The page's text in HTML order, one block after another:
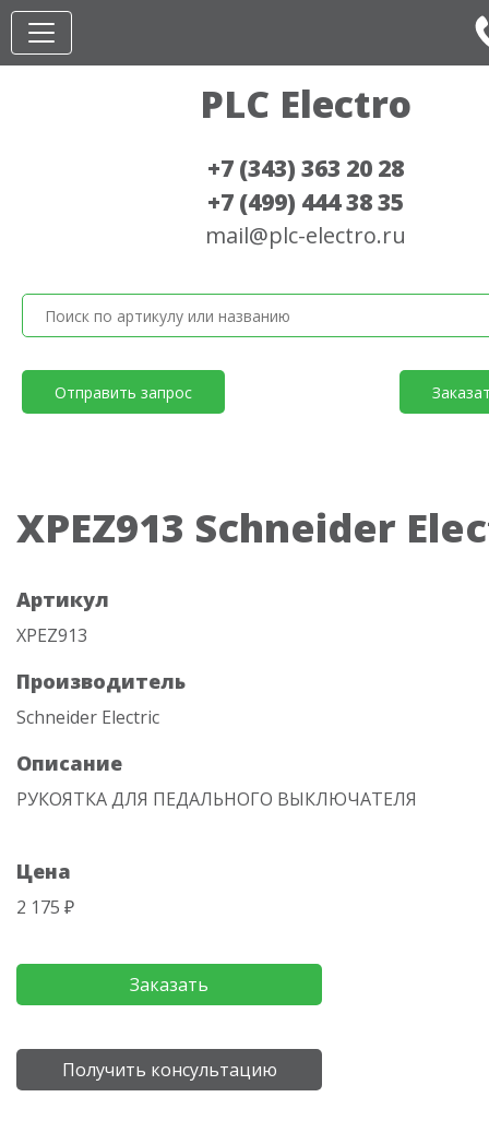
PLC Electro
+7 (343) 363 20 28
+7 (499) 444 38 35
mail@plc-electro.ru
Отправить запрос
XPEZ913 Schneider
Артикул
XPEZ913
Производитель
Schneider Electric
Описание
РУКОЯТКА ДЛЯ ПЕДАЛЬНОГО ВЫКЛЮЧАТЕЛЯ
Цена
2 175 ₽
Заказать
Получить консультацию